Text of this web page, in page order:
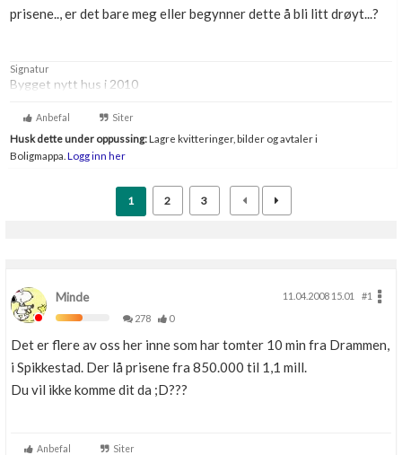
prisene.., er det bare meg eller begynner dette å bli litt drøyt...?
Signatur
Bygget nytt hus i 2010
Anbefal Siter
Husk dette under oppussing:Lagre kvitteringer, bilder og avtaler i
Boligmappa. Logg inn her
1 2 3
Minde 11.04.2008 15.01
#1
278
0
Det er flere av oss her inne som har tomter 10 min fra Drammen,
i Spikkestad. Der lå prisene fra 850.000 til 1,1 mill.
Du vil ikke komme dit da ;D???
Anbefal Siter